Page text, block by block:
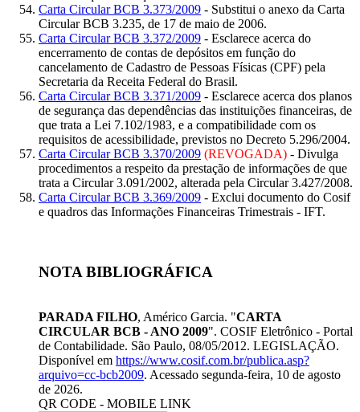
Carta Circular BCB 3.373/2009 - Substitui o anexo da Carta
Circular BCB 3.235, de 17 de maio de 2006.
Carta Circular BCB 3.372/2009 - Esclarece acerca do
encerramento de contas de depósitos em função do
cancelamento de Cadastro de Pessoas Físicas (CPF) pela
Secretaria da Receita Federal do Brasil.
Carta Circular BCB 3.371/2009 - Esclarece acerca dos planos
de segurança das dependências das instituições financeiras, de
que trata a Lei 7.102/1983, e a compatibilidade com os
requisitos de acessibilidade, previstos no Decreto 5.296/2004.
Carta Circular BCB 3.370/2009 (REVOGADA) - Divulga
procedimentos a respeito da prestação de informações de que
trata a Circular 3.091/2002, alterada pela Circular 3.427/2008.
Carta Circular BCB 3.369/2009 - Exclui documento do Cosif
e quadros das Informações Financeiras Trimestrais - IFT.
NOTA BIBLIOGRÁFICA
PARADA FILHO, Américo Garcia. "CARTA
CIRCULAR BCB - ANO 2009". COSIF Eletrônico - Portal
de Contabilidade. São Paulo, 08/05/2012. LEGISLAÇÃO.
Disponível em https://www.cosif.com.br/publica.asp?
arquivo=cc-bcb2009. Acessado segunda-feira, 10 de agosto
de 2026.
QR CODE - MOBILE LINK